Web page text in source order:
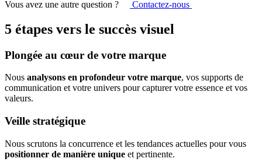
Vous avez une autre question ?
Contactez-nous
5 étapes vers le succès visuel
Plongée au cœur de votre marque
Nous analysons en profondeur votre marque, vos supports de
communication et votre univers pour capturer votre essence et vos
valeurs.
Veille stratégique
Nous scrutons la concurrence et les tendances actuelles pour vous
positionner de manière unique et pertinente.